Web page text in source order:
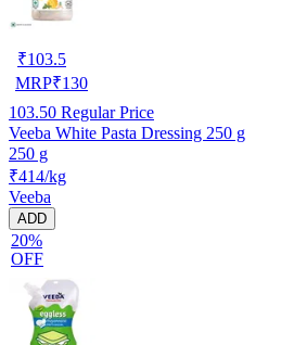
₹103.5
MRP₹130
103.50 Regular Price
Veeba White Pasta Dressing 250 g
250 g
₹414/kg
Veeba
ADD
20%
OFF